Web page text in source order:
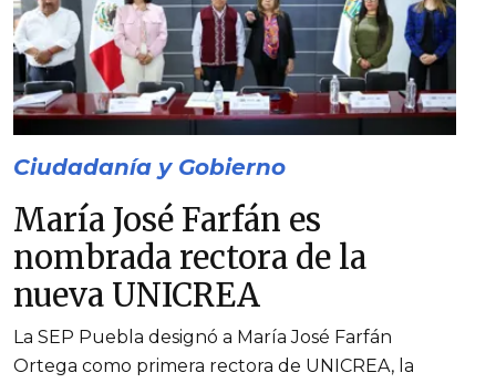
Ciudadanía y Gobierno
María José Farfán es
nombrada rectora de la
nueva UNICREA
La SEP Puebla designó a María José Farfán
Ortega como primera rectora de UNICREA, la